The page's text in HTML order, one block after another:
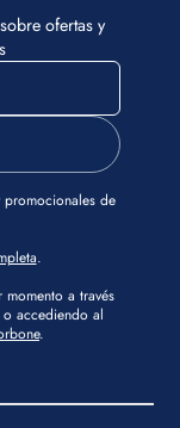
ofertas y
de
.
a través
accediendo al
.